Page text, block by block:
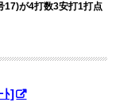
17)が4打数3安打1打点
ﾄ]